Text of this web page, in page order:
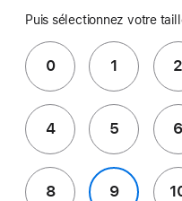
Puis sélectionnez votre
0 1 2
4 5 6
8 9